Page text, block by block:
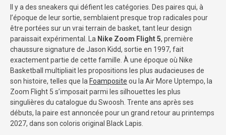
Il y a des sneakers qui défient les catégories. Des paires qui, à
l’époque de leur sortie, semblaient presque trop radicales pour
être portées sur un vrai terrain de basket, tant leur design
paraissait expérimental. La Nike Zoom Flight 5, première
chaussure signature de Jason Kidd, sortie en 1997, fait
exactement partie de cette famille. À une époque où Nike
Basketball multipliait les propositions les plus audacieuses de
son histoire, telles que la Foamposite ou la Air More Uptempo, la
Zoom Flight 5 s’imposait parmi les silhouettes les plus
singulières du catalogue du Swoosh. Trente ans après ses
débuts, la paire est annoncée pour un grand retour au printemps
2027, dans son coloris original Black Lapis.